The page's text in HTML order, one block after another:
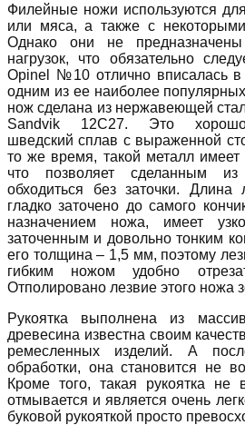
Филейные ножи используются
или мяса, а также с
Однако они не
нагрузок, что обязательно
Opinel №10 отлично вписалась в
одним из ее наиболее
нож сделана из нержавеющей
Sandvik 12C27. Это хорошо
шведский сплав с выраженной
то же время, такой металл имеет
что позволяет сделанным
обходиться без заточки.
гладко заточено до самого
назначением ножа, имеет
заточенным и довольно тонким
его толщина – 1,5 мм, поэтому
гибким ножом удобно
Отполировано лезвие этого ножа
Рукоятка выполнена из
древесина известна своим
ремесленных изделий. А
обработки, она становится не
Кроме того, такая рукоятка не
отмывается и является очень
буковой рукояткой просто